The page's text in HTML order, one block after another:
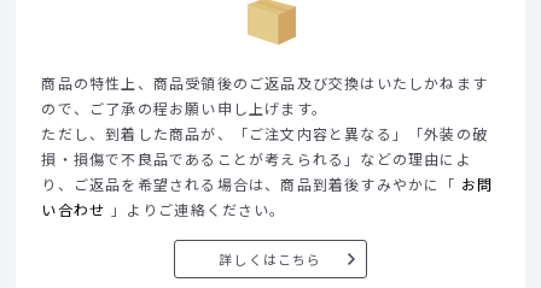
商品の特性上、商品受領後のご返品及び交換はいたしかねます
ので、ご了承の程お願い申し上げます。
ただし、到着した商品が、「ご注文内容と異なる」「外装の破
損・損傷で不良品であることが考えられる」などの理由によ
り、ご返品を希望される場合は、商品到着後すみやかに「 お問
い合わせ 」よりご連絡ください。
詳しくはこちら